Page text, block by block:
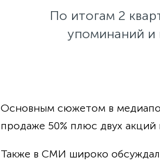
По итогам 2
упоминаний и
Основным сюжетом в
продаже 50% плюс двух
Также в СМИ широко